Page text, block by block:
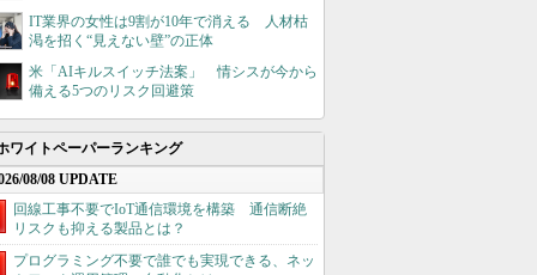
IT業界の女性は9割が10年で消える 人材枯
渇を招く“見えない壁”の正体
米「AIキルスイッチ法案」 情シスが今から
備える5つのリスク回避策
ワイトペーパーランキング
08/08 UPDATE
回線工事不要でIoT通信環境を構築 通信断絶
リスクも抑える製品とは？
プログラミング不要で誰でも実現できる、ネッ